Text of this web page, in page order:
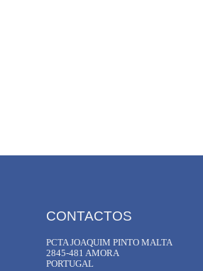
CONTACTOS
PCTA JOAQUIM PINTO MALTA
2845-481 AMORA
PORTUGAL